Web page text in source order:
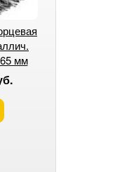
мм